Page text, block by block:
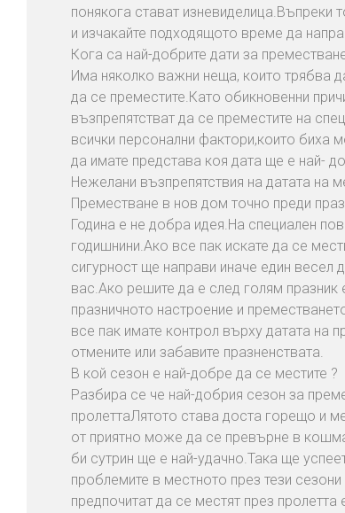
понякога стават изневиделица.Въпреки
и изчакайте подходящото време да
Кога са най-добрите дати за
Има няколко важни неща, които трябва
да се преместите.Като обикновенни
възпрепятстват да се преместите на
всички персонални фактори,които биха
да имате представа коя дата ще е най-
Нежелани възпрепятствия на датата на
Преместване в нов дом точно преди
Година е не добра идея.На специален
годишнини.Ако все пак искате да се
сигурност ще направи иначе един весел
вас.Ако решите да е след голям
празничното настроение и
все пак имате контрол върху датата на
отмените или забавите празненствата.
В кой сезон е най-добре да се местите ?
Разбира се че най-добрия сезон за
пролеттаЛятото става доста горещо и
от приятно може да се превърне в
би сутрин ще е най-удачно.Така ще
проблемите в местното през тези
предпочитат да се местят през